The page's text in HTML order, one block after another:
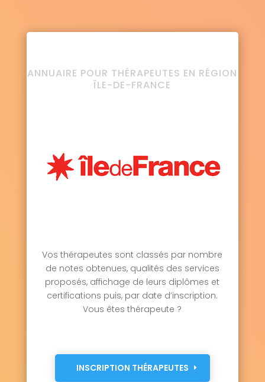
ANNUAIRE POUR THÉRAPEUTES EN RÉGION
ÎLE-DE-FRANCE
Vos thérapeutes sont classés par nombre
de notes obtenues, qualités des services
proposés, affichage de leurs diplômes et
certifications puis, par date d’inscription.
Vous êtes thérapeute ?
INSCRIPTION THÉRAPEUTES